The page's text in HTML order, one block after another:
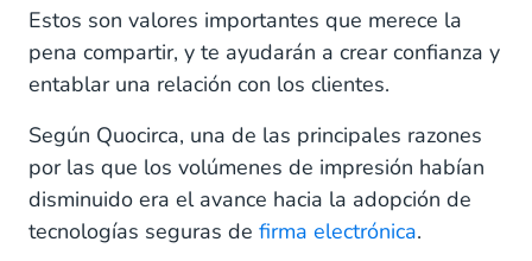
Estos son valores importantes que merece la
pena compartir, y te ayudarán a crear confianza y
entablar una relación con los clientes.
Según Quocirca, una de las principales razones
por las que los volúmenes de impresión habían
disminuido era el avance hacia la adopción de
tecnologías seguras de firma electrónica.